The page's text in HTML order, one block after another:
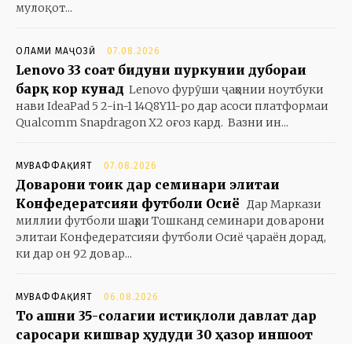
мулоқот...
ОЛАМИ МАҶОЗӢ 07.08.2026
Lenovo 33 соат бидуни пуркунии дубораи
барқ кор кунад Lenovo фурӯши ҷаҳонии ноутбуки
нави IdeaPad 5 2-in-1 14Q8Y11-ро дар асоси платформаи
Qualcomm Snapdragon X2 оғоз кард. Вазни ин...
МУВАФФАҚИЯТ 07.08.2026
Доварони тоҷик дар семинари элитаи
Конфедератсияи футболи Осиё Дар Маркази
миллии футболи шаҳри Тошканд семинари доварони
элитаи Конфедератсияи футболи Осиё ҷараён дорад,
ки дар он 92 довар...
МУВАФФАҚИЯТ 06.08.2026
То ҷашни 35-солагии истиқлоли давлат дар
саросари кишвар ҳудуди 30 ҳазор иншоот